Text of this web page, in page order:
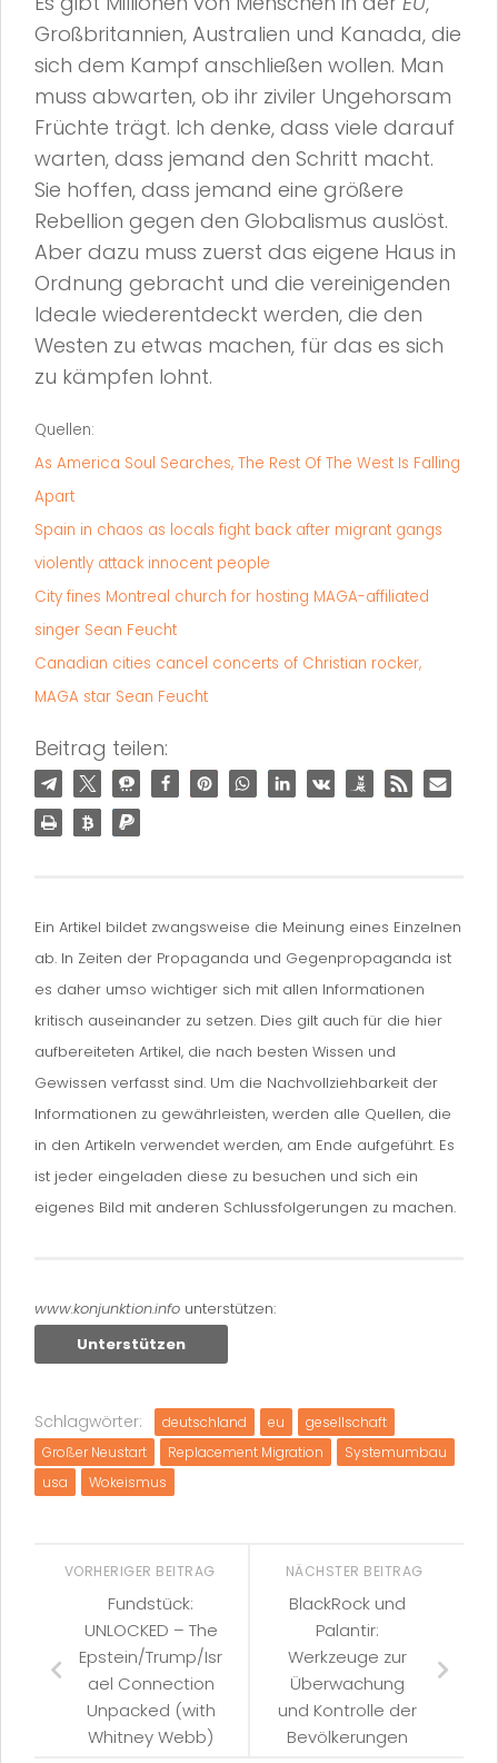
Großbritannien, Australien und Kanada, die
sich dem Kampf anschließen wollen. Man
muss abwarten, ob ihr ziviler Ungehorsam
Früchte trägt. Ich denke, dass viele darauf
warten, dass jemand den Schritt macht.
Sie hoffen, dass jemand eine größere
Rebellion gegen den Globalismus auslöst.
Aber dazu muss zuerst das eigene Haus in
Ordnung gebracht und die vereinigenden
Ideale wiederentdeckt werden, die den
Westen zu etwas machen, für das es sich
zu kämpfen lohnt.
Quellen:
As America Soul Searches, The Rest Of The West Is Falling
Apart
Spain in chaos as locals fight back after migrant gangs
violently attack innocent people
City fines Montreal church for hosting MAGA-affiliated
singer Sean Feucht
Canadian cities cancel concerts of Christian rocker,
MAGA star Sean Feucht
Beitrag teilen:
Ein Artikel bildet zwangsweise die Meinung eines Einzelnen
ab. In Zeiten der Propaganda und Gegenpropaganda ist
es daher umso wichtiger sich mit allen Informationen
kritisch auseinander zu setzen. Dies gilt auch für die hier
aufbereiteten Artikel, die nach besten Wissen und
Gewissen verfasst sind. Um die Nachvollziehbarkeit der
Informationen zu gewährleisten, werden alle Quellen, die
in den Artikeln verwendet werden, am Ende aufgeführt. Es
ist jeder eingeladen diese zu besuchen und sich ein
eigenes Bild mit anderen Schlussfolgerungen zu machen.
www.konjunktion.info unterstützen:
Unterstützen
Schlagwörter: deutschland eu
gesellschaft
Großer Neustart
Replacement Migration
Systemumbau
usa
Wokeismus
NÄCHSTER BEITRAG
BlackRock und
Palantir:
Werkzeuge zur
Überwachung
und Kontrolle der
Bevölkerungen
VORHERIGER BEITRAG
Fundstück:
UNLOCKED – The
Epstein/Trump/Isr
ael Connection
Unpacked (with
Whitney Webb)